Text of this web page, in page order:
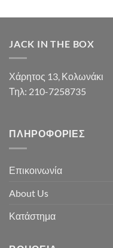
JACK IN THE BOX
Χάρητος 13, Κολωνάκι
Τηλ: 210-7258735
ΠΛΗΡΟΦΟΡΊΕΣ
Επικοινωνία
About Us
Κατάστημα